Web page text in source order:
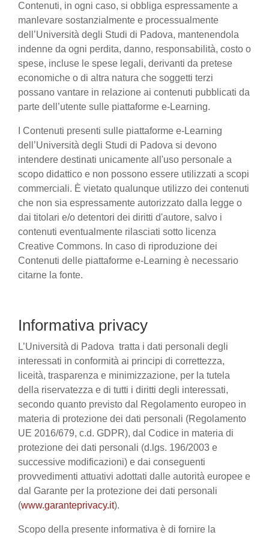
Contenuti, in ogni caso, si obbliga espressamente a
manlevare sostanzialmente e processualmente
dell’Università degli Studi di Padova, mantenendola
indenne da ogni perdita, danno, responsabilità, costo o
spese, incluse le spese legali, derivanti da pretese
economiche o di altra natura che soggetti terzi
possano vantare in relazione ai contenuti pubblicati da
parte dell’utente sulle piattaforme e-Learning.
I Contenuti presenti sulle piattaforme e-Learning
dell’Università degli Studi di Padova si devono
intendere destinati unicamente all'uso personale a
scopo didattico e non possono essere utilizzati a scopi
commerciali. È vietato qualunque utilizzo dei contenuti
che non sia espressamente autorizzato dalla legge o
dai titolari e/o detentori dei diritti d'autore, salvo i
contenuti eventualmente rilasciati sotto licenza
Creative Commons. In caso di riproduzione dei
Contenuti delle piattaforme e-Learning è necessario
citarne la fonte.
Informativa privacy
L’Università di Padova tratta i dati personali degli
interessati in conformità ai principi di correttezza,
liceità, trasparenza e minimizzazione, per la tutela
della riservatezza e di tutti i diritti degli interessati,
secondo quanto previsto dal Regolamento europeo in
materia di protezione dei dati personali (Regolamento
UE 2016/679, c.d. GDPR), dal Codice in materia di
protezione dei dati personali (d.lgs. 196/2003 e
successive modificazioni) e dai conseguenti
provvedimenti attuativi adottati dalle autorità europee e
dal Garante per la protezione dei dati personali
(www.garanteprivacy.it).
Scopo della presente informativa è di fornire la